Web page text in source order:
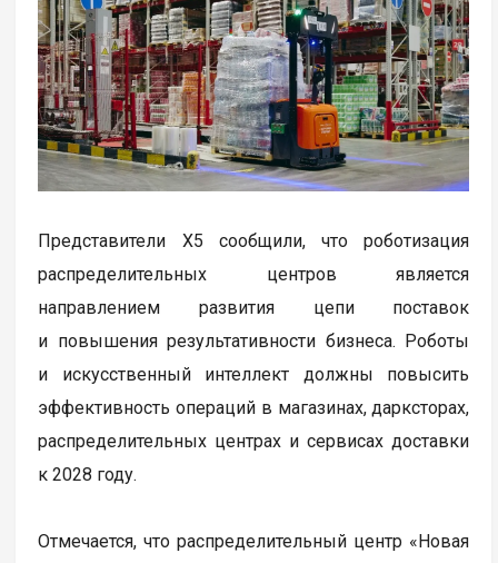
Представители X5 сообщили, что роботизация
распределительных центров является
направлением развития цепи поставок
и повышения результативности бизнеса. Роботы
и искусственный интеллект должны повысить
эффективность операций в магазинах, дарксторах,
распределительных центрах и сервисах доставки
к 2028 году.
Отмечается, что распределительный центр «Новая